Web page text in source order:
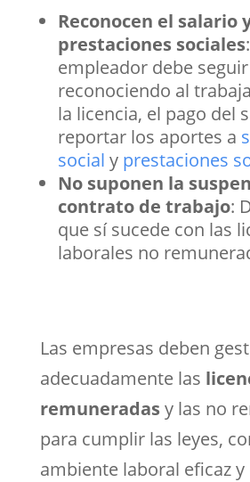
Reconocen el salario
prestaciones sociales
empleador debe seguir
reconociendo al
la licencia, el pago del
reportar los aportes a
social y prestaciones
No suponen la
contrato de trabajo:
que sí sucede con las
laborales no
Las empresas deben
adecuadamente las
remuneradasy las no
para cumplir las leyes,
ambiente laboral eficaz